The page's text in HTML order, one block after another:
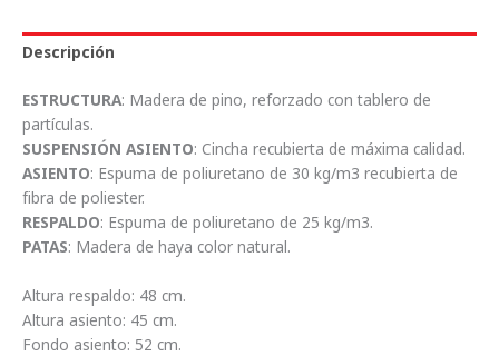
Descripción
ESTRUCTURA: Madera de pino, reforzado con tablero de
partículas.
SUSPENSIÓN ASIENTO: Cincha recubierta de máxima calidad.
ASIENTO: Espuma de poliuretano de 30 kg/m3 recubierta de
fibra de poliester.
RESPALDO: Espuma de poliuretano de 25 kg/m3.
PATAS: Madera de haya color natural.
Altura respaldo: 48 cm.
Altura asiento: 45 cm.
Fondo asiento: 52 cm.